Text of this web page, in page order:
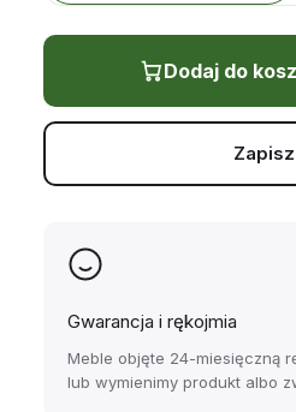
Dodaj do
Gwarancja i rękojmia
Meble objęte 24-miesięczną
lub wymienimy produkt albo